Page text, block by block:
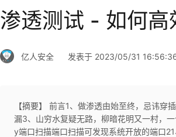
渗透测试 - 如何高
亿人安全 发表于 2023/05/31
【摘要】 前言1、做渗透由始至终，忌讳
漏3、山穷水复疑无路，柳暗花明又一村，
y端口扫描端口扫描可发现系统开放的端口